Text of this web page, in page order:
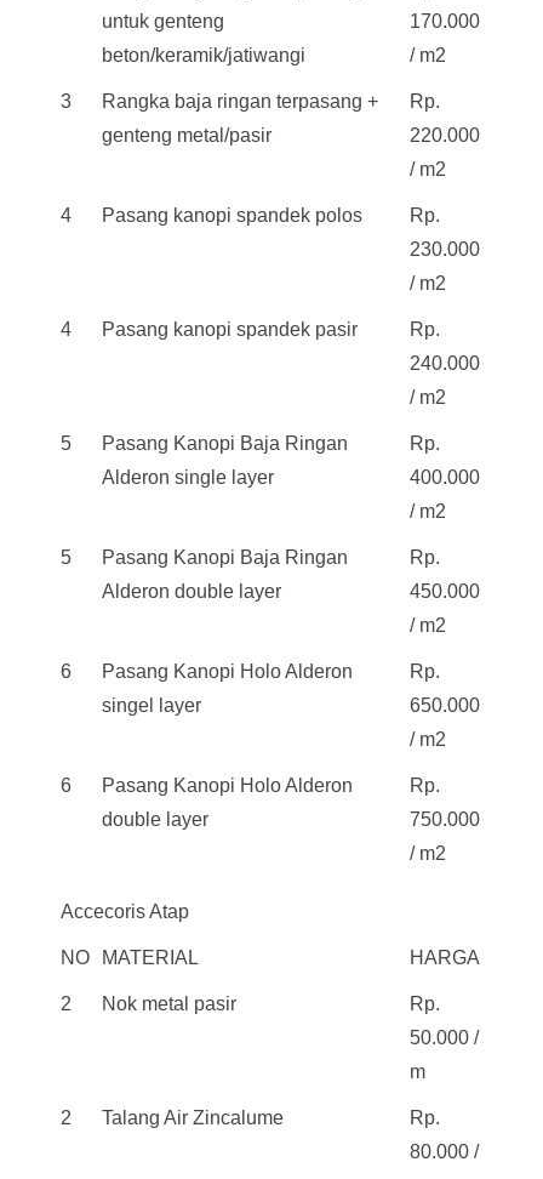
untuk genteng
beton/keramik/jatiwangi
170.000
/ m2
3
Rangka baja ringan terpasang +
genteng metal/pasir
Rp.
220.000
/ m2
4 Pasang kanopi spandek polos
Rp.
230.000
/ m2
4 Pasang kanopi spandek pasir
Rp.
240.000
/ m2
5
Pasang Kanopi Baja Ringan
Alderon single layer
Rp.
400.000
/ m2
5
Pasang Kanopi Baja Ringan
Alderon double layer
Rp.
450.000
/ m2
6
Pasang Kanopi Holo Alderon
singel layer
Rp.
650.000
/ m2
6
Pasang Kanopi Holo Alderon
double layer
Rp.
750.000
/ m2
Accecoris Atap
NO MATERIAL HARGA
2 Nok metal pasir
Rp.
50.000 /
m
2 Talang Air Zincalume
Rp.
80.000 /